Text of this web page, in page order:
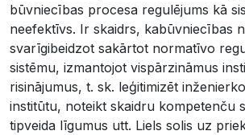
būvniecības procesa regulējums kā
neefektīvs. Ir skaidrs, kabūvniecības
svarīgibeidzot sakārtot normatīvo
sistēmu, izmantojot vispārzināmus
risinājumus, t. sk. leģitimizēt
institūtu, noteikt skaidru kompetenču
tipveida līgumus utt. Liels solis uz